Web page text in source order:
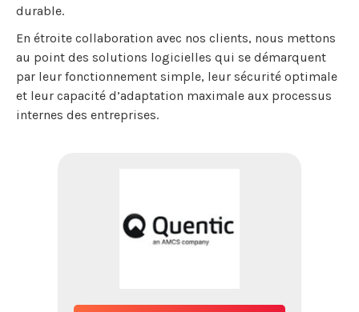
durable.
En étroite collaboration avec nos clients, nous mettons
au point des solutions logicielles qui se démarquent
par leur fonctionnement simple, leur sécurité optimale
et leur capacité d’adaptation maximale aux processus
internes des entreprises.